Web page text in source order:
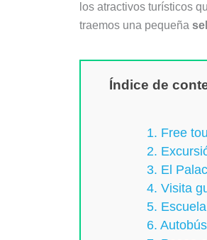
los atractivos turísticos
traemos una pequeña
Índice de
1. Free
2.
3. El
4. Visita
5.
6.